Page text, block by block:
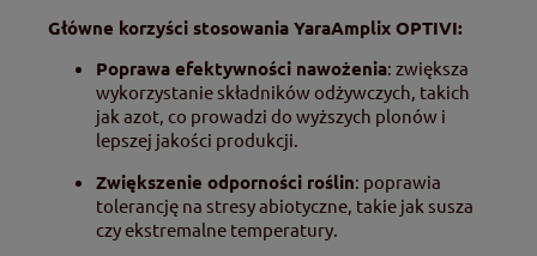
Główne korzyści stosowania YaraAmplix OPTIVI:
Poprawa efektywności nawożenia: zwiększa
wykorzystanie składników odżywczych, takich
jak azot, co prowadzi do wyższych plonów i
lepszej jakości produkcji.
Zwiększenie odporności roślin: poprawia
tolerancję na stresy abiotyczne, takie jak susza
czy ekstremalne temperatury.